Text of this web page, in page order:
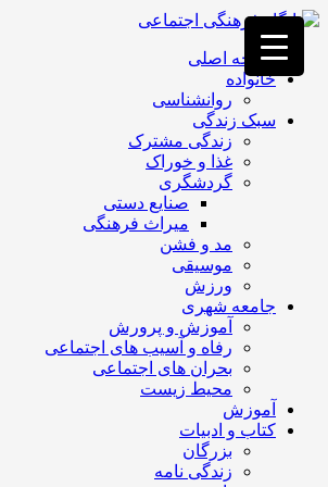
فصد
خون
غرب
تهران
خشکشویی
تصفیه
تهران
صفحه اصلی
خانواده
روانشناسی
سبک زندگی
زندگی مشترک
غذا و خوراک
گردشگری
صنایع دستی
میراث فرهنگی
مد و فشن
موسیقی
ورزش
جامعه شهری
آموزش و پرورش
رفاه و آسیب های اجتماعی
بحران های اجتماعی
محیط زیست
آموزش
کتاب و ادبیات
بزرگان
زندگی نامه